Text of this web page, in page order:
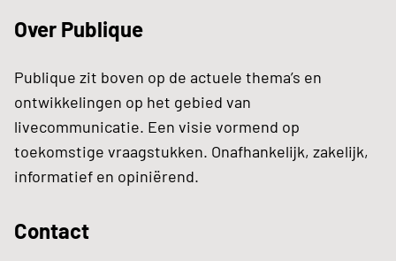
Over Publique
Publique zit boven op de actuele thema’s en
ontwikkelingen op het gebied van
livecommunicatie. Een visie vormend op
toekomstige vraagstukken. Onafhankelijk, zakelijk,
informatief en opiniërend.
Contact